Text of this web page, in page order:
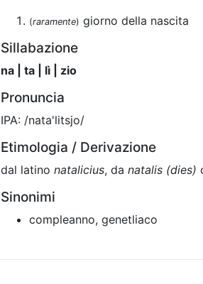
(raramente) giorno della nascita
Sillabazione
na | ta | lì | zio
Pronuncia
IPA: /nata'litsjo/
Etimologia / Derivazione
dal latino natalicius, da natalis (dies)
Sinonimi
compleanno, genetliaco